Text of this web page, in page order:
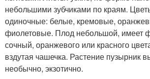
небольшими зубчиками по краям.
одиночные: белые, кремовые,
фиолетовые. Плод небольшой, имеет
сочный, оранжевого или красного
вздутая чашечка. Растение пузырник
необычно, экзотично.